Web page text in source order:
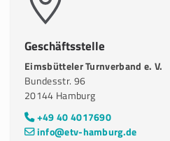
Geschäftsstelle
Eimsbütteler Turnverband e. V.
Bundesstr. 96
20144 Hamburg
+49 40 4017690
info@etv-hamburg.de